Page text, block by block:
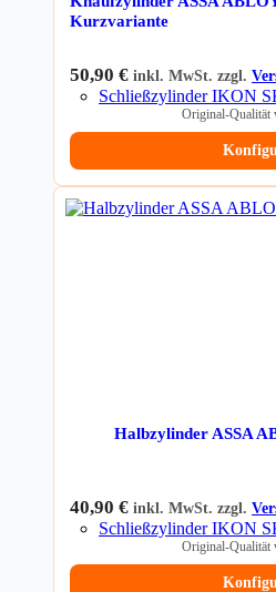
Kurzvariante
50,90 € inkl. MwSt. zzgl.
Schließzylinder IKON
Original-Qualität
Halbzylinder ASSA
40,90 € inkl. MwSt. zzgl.
Schließzylinder IKON
Original-Qualität